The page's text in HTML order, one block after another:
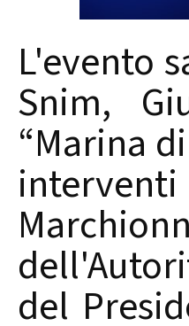
L'evento
Snim,
“Marina
del